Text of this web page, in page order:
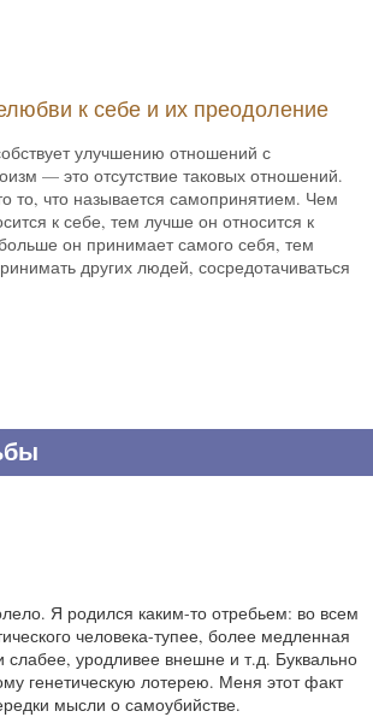
к себе и их преодоление
улучшению отношений с
— это отсутствие таковых отношений.
то, что называется самопринятием. Чем
к себе, тем лучше он относится к
он принимает самого себя, тем
других людей, сосредотачиваться
Я родился каким-то отребьем: во всем
человека-тупее, более медленная
слабее, уродливее внешне и т.д. Буквально
генетическую лотерею. Меня этот факт
мысли о самоубийстве.